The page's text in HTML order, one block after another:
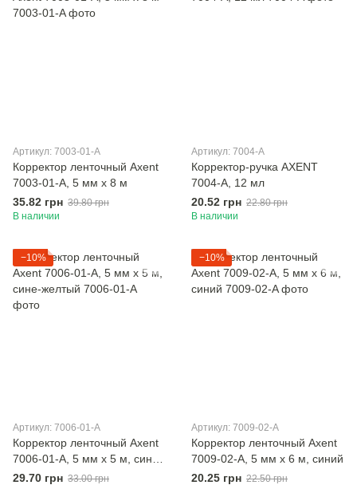
Артикул: 7003-01-A
Корректор ленточный Axent
7003-01-A, 5 мм х 8 м
35.82 грн 39.80 грн
В наличии
Артикул: 7004-A
Корректор-ручка AXENT
7004-A, 12 мл
20.52 грн 22.80 грн
В наличии
−10%
Артикул: 7006-01-A
Корректор ленточный Axent
7006-01-A, 5 мм х 5 м, сине-
желтый
29.70 грн 33.00 грн
−10%
Артикул: 7009-02-A
Корректор ленточный Axent
7009-02-A, 5 мм х 6 м, синий
20.25 грн 22.50 грн